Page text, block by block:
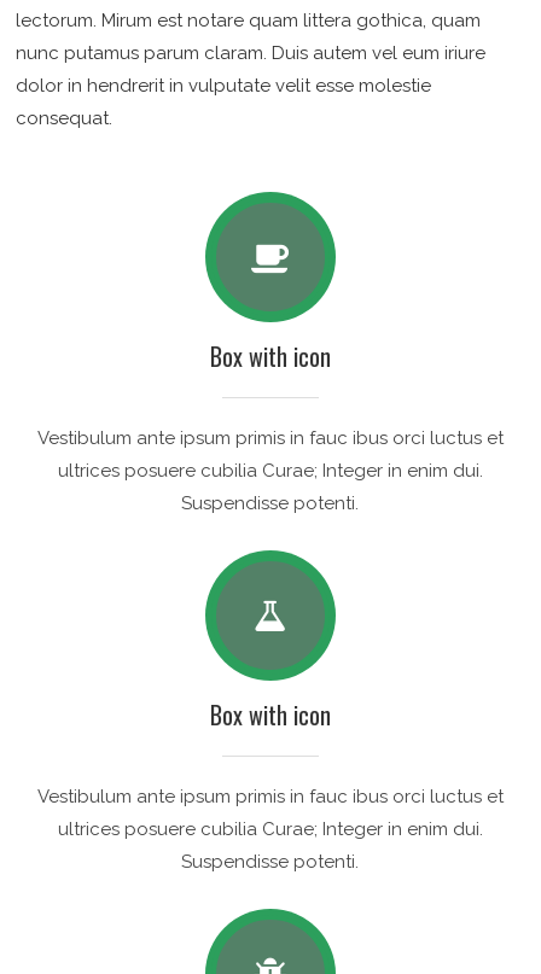
lectorum. Mirum est notare quam littera gothica, quam
nunc putamus parum claram. Duis autem vel eum iriure
dolor in hendrerit in vulputate velit esse molestie
consequat.
Box with icon
Vestibulum ante ipsum primis in fauc ibus orci luctus et
ultrices posuere cubilia Curae; Integer in enim dui.
Suspendisse potenti.
Box with icon
Vestibulum ante ipsum primis in fauc ibus orci luctus et
ultrices posuere cubilia Curae; Integer in enim dui.
Suspendisse potenti.